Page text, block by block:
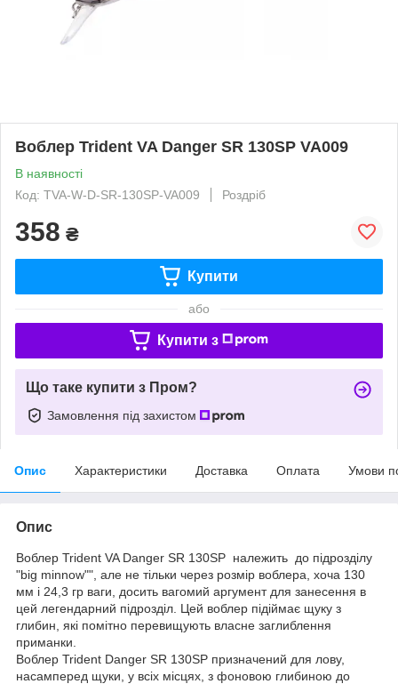
Воблер Trident VA Danger SR 130SP VA009
В наявності
Код: TVA-W-D-SR-130SP-VA009
Роздріб
358 ₴
Купити
або
Купити з
Що таке купити з Пром?
Замовлення під захистом
Опис Характеристики Доставка Оплата Умови
Опис
Воблер Trident VA Danger SR 130SP належить до підрозділу
"big minnow"", але не тільки через розмір воблера, хоча 130
мм і 24,3 гр ваги, досить вагомий аргумент для занесення в
цей легендарний підрозділ. Цей воблер підіймає щуку з
глибин, які помітно перевищують власне заглиблення
приманки.
Воблер Trident Danger SR 130SP призначений для лову,
насамперед щуки, у всіх місцях, з фоновою глибиною до